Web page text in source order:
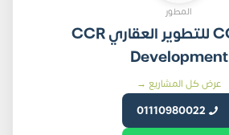
المطور
شركة CCR للتطوير العقاري CCR
Development
عرض كل المشاريع →
01110980022